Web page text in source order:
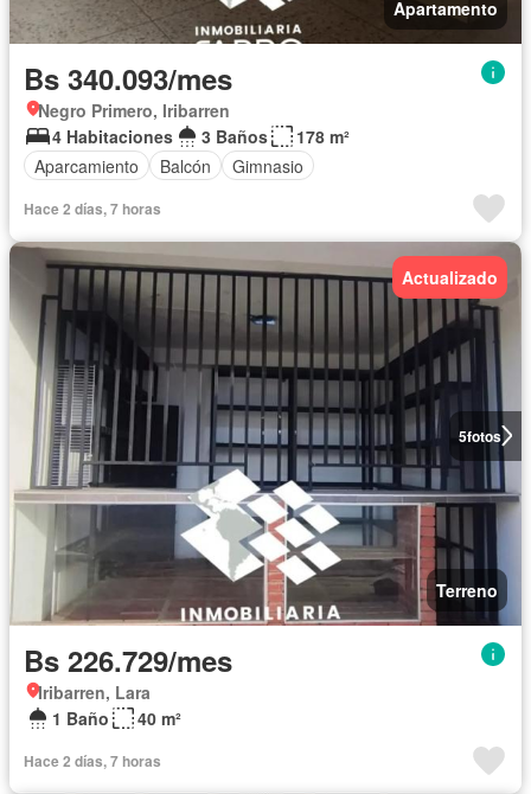
Apartamento
Bs 340.093/mes
Negro Primero, Iribarren
4 Habitaciones
3 Baños
178 m²
Aparcamiento
Balcón Gimnasio
Hace 2 días, 7 horas
5fotos
Actualizado
Terreno
Bs 226.729/mes
Iribarren, Lara
1 Baño
40 m²
Hace 2 días, 7 horas